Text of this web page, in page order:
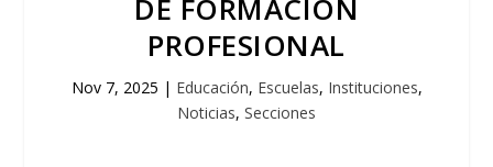
DE FORMACIÓN
PROFESIONAL
Nov 7, 2025 | Educación, Escuelas, Instituciones,
Noticias, Secciones